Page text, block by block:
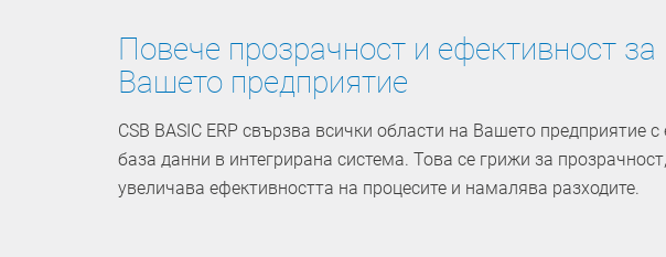
Повече прозрачност и ефективност за
Вашето предприятие
CSB BASIC ERP свързва всички области на Вашето предприятие с
база данни в интегрирана система. Това се грижи за ­прозрачност,
увеличава ефективността на процесите и намалява разходите.